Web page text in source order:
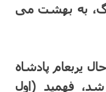
به بهشت می
یربعام پادشاه
فهمید (اول